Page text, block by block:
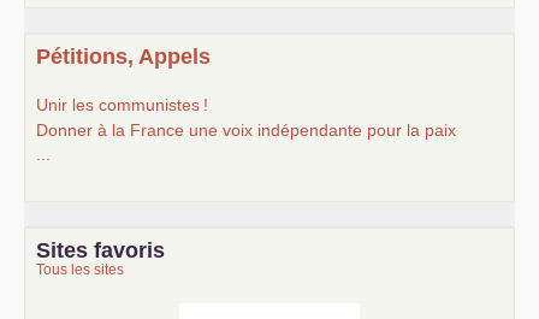
Pétitions, Appels
Unir les communistes !
Donner à la France une voix indépendante pour la paix
Sites favoris
Tous les sites